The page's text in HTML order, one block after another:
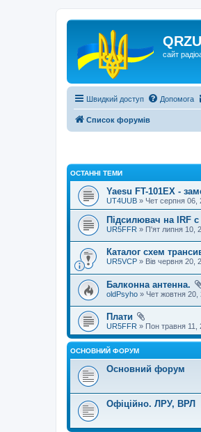
сайт
Швидкий доступ Допомога
Список форумів
ОСТАННІ ТЕМИ
Yaesu FT-101EX -
UT4UUB » Чет серпня 06,
Підсилювач на IRF
UR5FFR » П'ят липня 10,
Каталог схем
UR5VCP » Вів червня 20,
Балконна антенна.
oldPsyho » Чет жовтня 20,
Плати
UR5FFR » Пон травня 11,
ОСНОВНИЙ ФОРУМ
Основний форум
Офіційно. ЛРУ, ВРЛ